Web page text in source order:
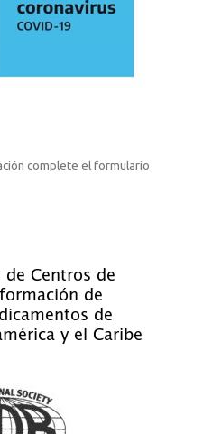
complete el formulario